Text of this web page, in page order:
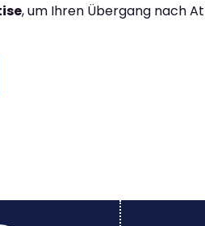
, um Ihren Übergang nach